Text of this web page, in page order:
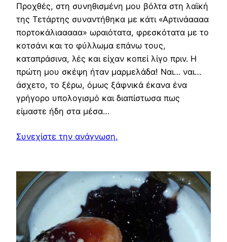
Προχθές, στη συνηθισμένη μου βόλτα στη λαϊκή
της Τετάρτης συναντήθηκα με κάτι «Αρτινάαααα
πορτοκάλιααααα» ωραιότατα, φρεσκότατα με το
κοτσάνι και το φύλλωμα επάνω τους,
καταπράσινα, λές και είχαν κοπεί λίγο πριν. Η
πρώτη μου σκέψη ήταν μαρμελάδα! Ναι… ναι…
άσχετο, το ξέρω, όμως ξάφνικά έκανα ένα
γρήγορο υπολογισμό και διαπίστωσα πως
είμαστε ήδη στα μέσα…
Συνεχίστε την ανάγνωση.